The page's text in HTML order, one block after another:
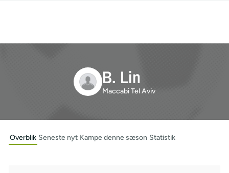
B. Lin
Maccabi Tel Aviv
Overblik Seneste nyt Kampe denne sæson Statistik